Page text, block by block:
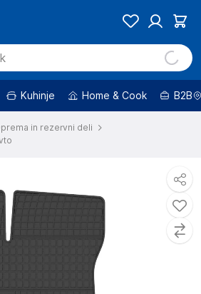
Kuhinje Home & Cook B2B
in rezervni deli